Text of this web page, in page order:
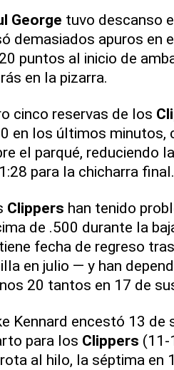
George tuvo descanso
demasiados apuros en
puntos al inicio de
en la pizarra.
cinco reservas de los
en los últimos
el parqué, reduciendo
para la chicharra final.
Clippers han tenido
de .500 durante la
fecha de regreso
en julio — y han
20 tantos en 17 de
Kennard encestó 13
para los Clippers (11-
al hilo, la séptima en